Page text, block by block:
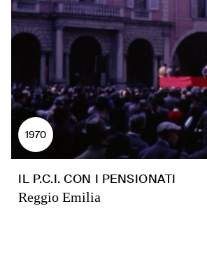
1970
IL P.C.I. CON I PENSIONATI
Reggio Emilia